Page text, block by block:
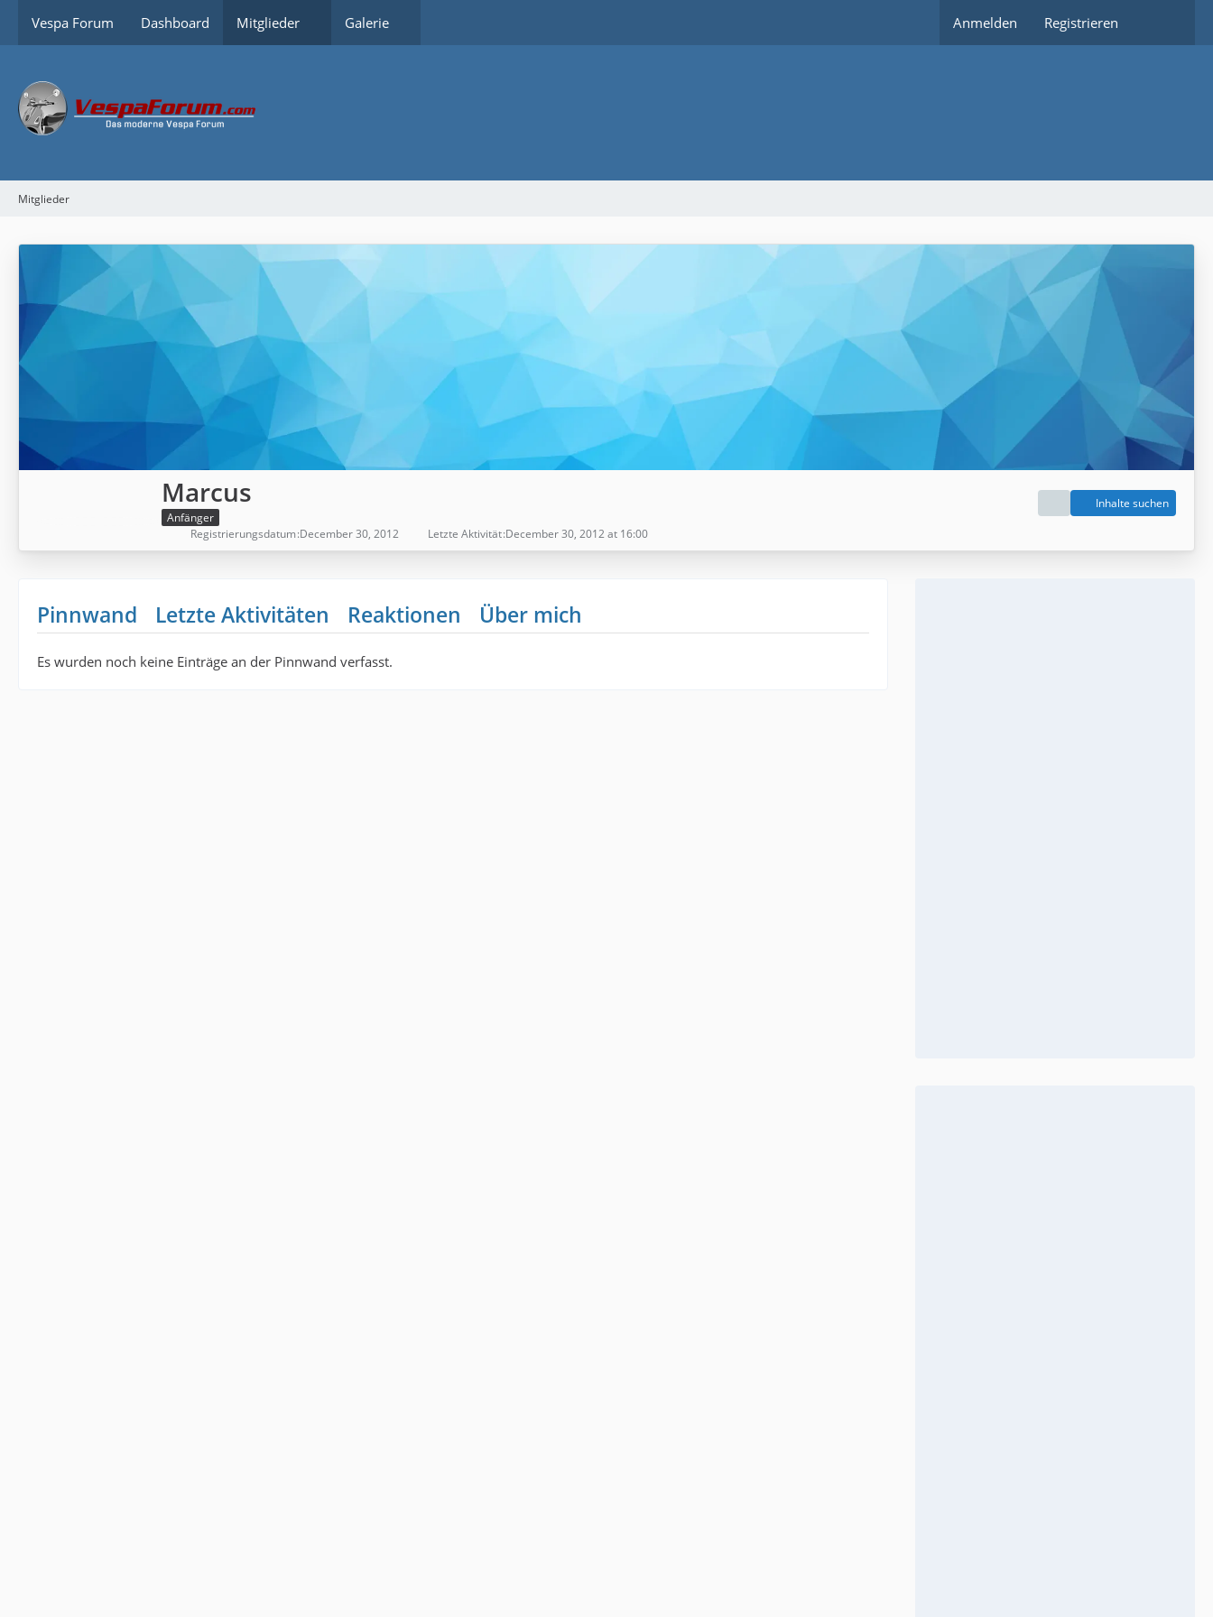
Vespa Forum Dashboard Mitglieder Galerie Anmelden Registrieren
Mitglieder
Marcus
Anfänger
Inhalte suchen
Registrierungsdatum December 30, 2012 Letzte Aktivität December 30, 2012 at 16:00
Pinnwand Letzte Aktivitäten Reaktionen Über mich
Es wurden noch keine Einträge an der Pinnwand verfasst.